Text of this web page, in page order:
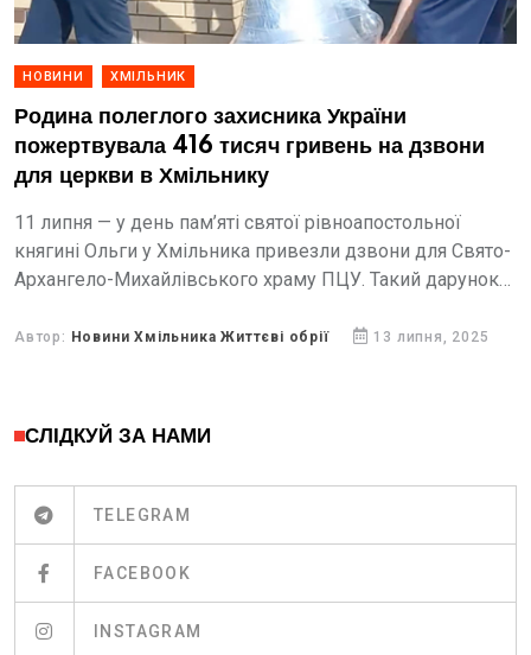
НОВИНИ ХМІЛЬНИК
Родина полеглого захисника України
пожертвувала 416 тисяч гривень на дзвони
для церкви в Хмільнику
11 липня — у день пам’яті святої рівноапостольної
княгині Ольги у Хмільника привезли дзвони для Свято-
Архангело-Михайлівського храму ПЦУ. Такий дарунок
пам’ять про сина...
Автор: Новини Хмільника Життєві обрії 13 липня, 2025
СЛІДКУЙ ЗА НАМИ
TELEGRAM
FACEBOOK
INSTAGRAM